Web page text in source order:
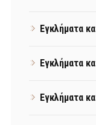
Εγκλήματα
Εγκλήματα
Εγκλήματα